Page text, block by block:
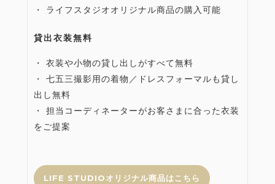
・ ライフスタジオオリジナル商品の購入可能
貸出衣装無料
・ 衣装や小物の貸し出しがすべて無料
・ 七五三撮影用の着物／ドレスフォーマルも貸し
出し無料
・ 担当コーディネーターがお客さまに合った衣装
をご提案
LIFE STUDIOオリジナル商品はこちら